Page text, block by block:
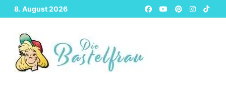
Zurück
zum
Inhalt
8. August 2026